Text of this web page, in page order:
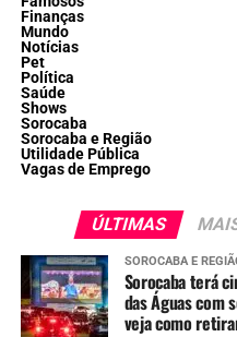
Finanças
Mundo
Notícias
Pet
Política
Saúde
Shows
Sorocaba
Sorocaba e Região
Utilidade Pública
Vagas de Emprego
ÚLTIMAS
SOROCABA E
Sorocaba terá
das Águas com
veja como